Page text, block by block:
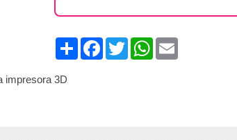
Share Facebook
TwitterWhatsApp
impresora 3D